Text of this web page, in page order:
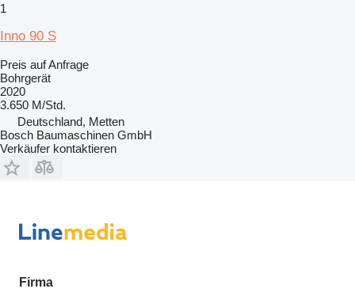
1
Inno 90 S
Preis auf Anfrage
Bohrgerät
2020
3.650 M/Std.
Deutschland, Metten
Bosch Baumaschinen GmbH
Verkäufer kontaktieren
Firma